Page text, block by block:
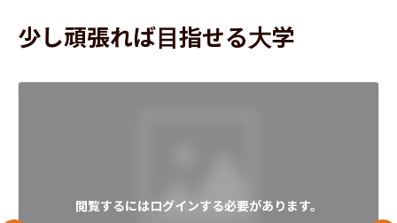
少し頑張れば目指せる大学
閲覧するにはログインする必要があります。